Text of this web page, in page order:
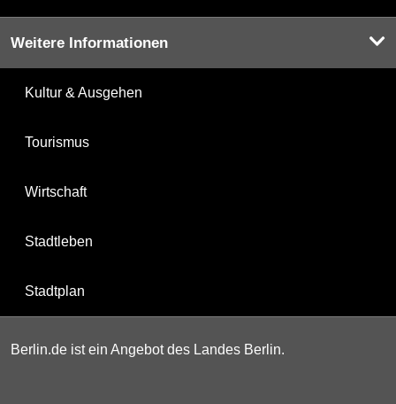
Weitere Informationen
Kultur & Ausgehen
Tourismus
Wirtschaft
Stadtleben
Stadtplan
Berlin.de ist ein Angebot des Landes Berlin.